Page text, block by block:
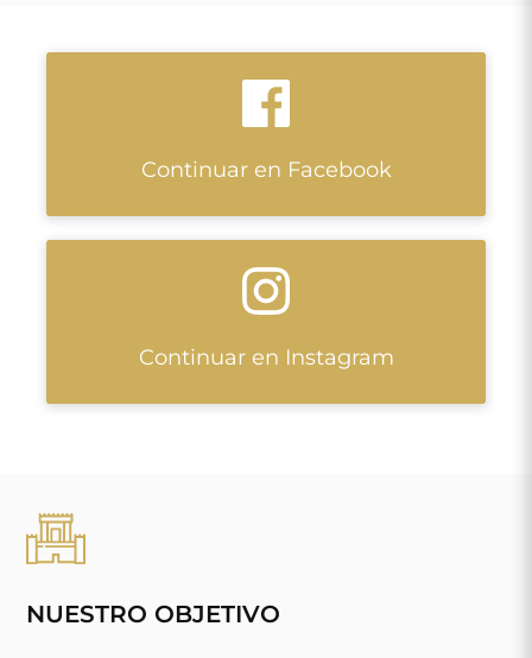
Continuar en Facebook
Continuar en Instagram
NUESTRO OBJETIVO